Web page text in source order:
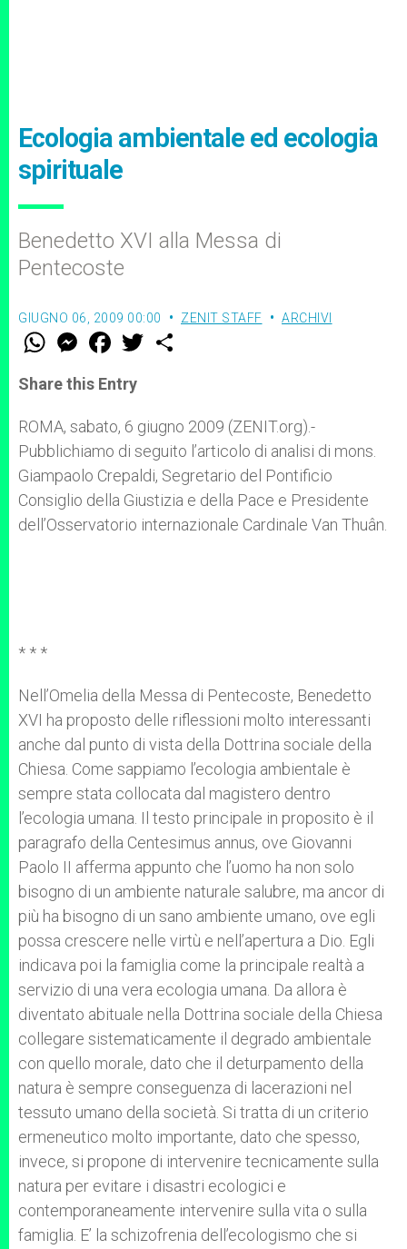
Ecologia ambientale ed ecologia
spirituale
Benedetto XVI alla Messa di
Pentecoste
GIUGNO 06, 2009 00:00 ZENIT STAFF ARCHIVI
W
t
s
p
p
M
e
s
e
g
e
r
F
a
e
b
o
k
w
r
Share this Entry
ROMA, sabato, 6 giugno 2009 (ZENIT.org).-
Pubblichiamo di seguito l’articolo di analisi di mons.
Giampaolo Crepaldi, Segretario del Pontificio
Consiglio della Giustizia e della Pace e Presidente
dell’Osservatorio internazionale Cardinale Van Thuân.
* * *
Nell’Omelia della Messa di Pentecoste, Benedetto
XVI ha proposto delle riflessioni molto interessanti
anche dal punto di vista della Dottrina sociale della
Chiesa. Come sappiamo l’ecologia ambientale è
sempre stata collocata dal magistero dentro
l’ecologia umana. Il testo principale in proposito è il
paragrafo della Centesimus annus, ove Giovanni
Paolo II afferma appunto che l’uomo ha non solo
bisogno di un ambiente naturale salubre, ma ancor di
più ha bisogno di un sano ambiente umano, ove egli
possa crescere nelle virtù e nell’apertura a Dio. Egli
indicava poi la famiglia come la principale realtà a
servizio di una vera ecologia umana. Da allora è
diventato abituale nella Dottrina sociale della Chiesa
collegare sistematicamente il degrado ambientale
con quello morale, dato che il deturpamento della
natura è sempre conseguenza di lacerazioni nel
tessuto umano della società. Si tratta di un criterio
ermeneutico molto importante, dato che spesso,
invece, si propone di intervenire tecnicamente sulla
natura per evitare i disastri ecologici e
contemporaneamente intervenire sulla vita o sulla
famiglia. E’ la schizofrenia dell’ecologismo che si